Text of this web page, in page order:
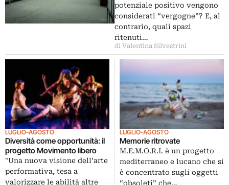
potenziale positivo vengono
considerati “vergogne”? E, al
contrario, quali spazi
ritenuti…
di Valentina Silvestrini
LUGLIO-AGOSTO
Diversità come opportunità: il
progetto Movimento libero
"Una nuova visione dell’arte
performativa, tesa a
valorizzare le abilità altre
LUGLIO-AGOSTO
Memorie ritrovate
M.E.M.O.R.I. è un progetto
mediterraneo e lucano che si
è concentrato sugli oggetti
“obsoleti” che…